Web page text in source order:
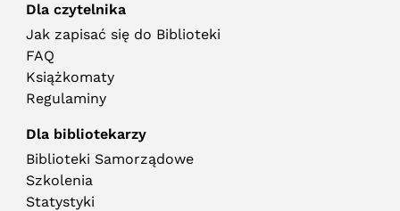
Dla czytelnika
Jak zapisać się do Biblioteki
FAQ
Książkomaty
Regulaminy
Dla bibliotekarzy
Biblioteki Samorządowe
Szkolenia
Statystyki